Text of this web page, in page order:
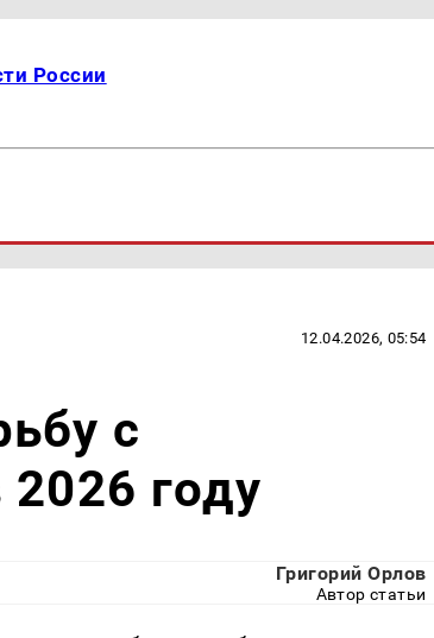
России
12.04.2026, 05:54
с
году
Григорий Орлов
Автор статьи